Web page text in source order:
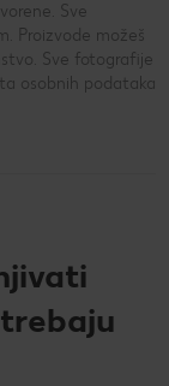
Sve
Proizvode možeš
Sve fotografije
osobnih podataka